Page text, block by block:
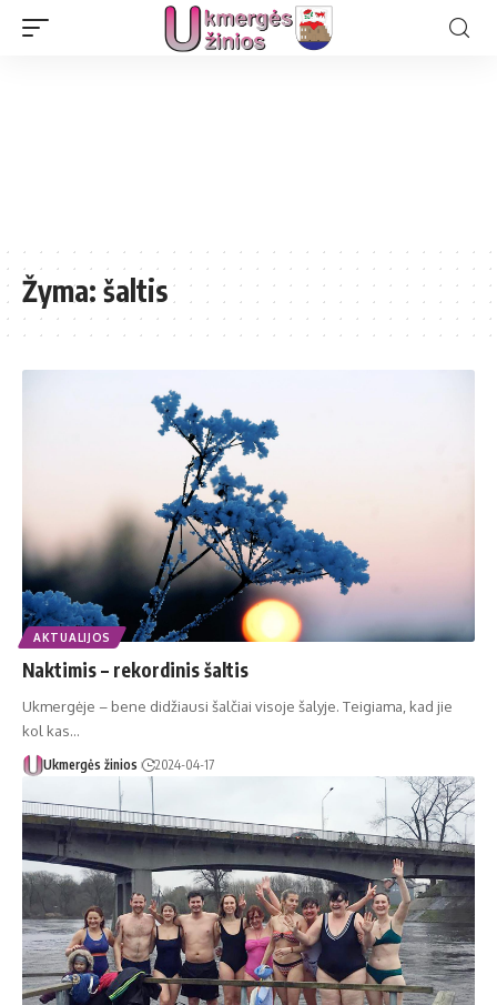
Žyma: šaltis
AKTUALIJOS
Naktimis – rekordinis šaltis
Ukmergėje – bene didžiausi šalčiai visoje šalyje. Teigiama, kad jie
kol kas…
Ukmergės žinios 2024-04-17